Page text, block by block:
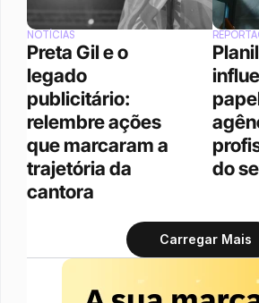
NOTÍCIAS
Preta Gil e o
legado
publicitário:
relembre ações
que marcaram a
trajetória da
cantora
do
Carregar Mais